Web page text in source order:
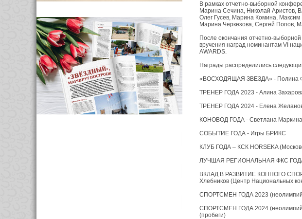
В рамках отчетно-выборной
Марина Сечина, Николай Аристов,
Олег Гусев, Марина Комина, Максим
Марина Черкезова, Сергей Попов,
После окончания отчетно-
вручения наград номинантам VI
AWARDS.
Награды распределились
«ВОСХОДЯЩАЯ ЗВЕЗДА» - Полина
ТРЕНЕР ГОДА 2023 - Алина
ТРЕНЕР ГОДА 2024 - Елена
КОНОВОД ГОДА - Светлана Маркина
СОБЫТИЕ ГОДА - Игры БРИКС
КЛУБ ГОДА – КСК HORSEKA
ЛУЧШАЯ РЕГИОНАЛЬНАЯ ФКС ГОДА -
ВКЛАД В РАЗВИТИЕ КОННОГО
Хлебников (Центр Национальных
СПОРТСМЕН ГОДА 2023
СПОРТСМЕН ГОДА 2024
(пробеги)